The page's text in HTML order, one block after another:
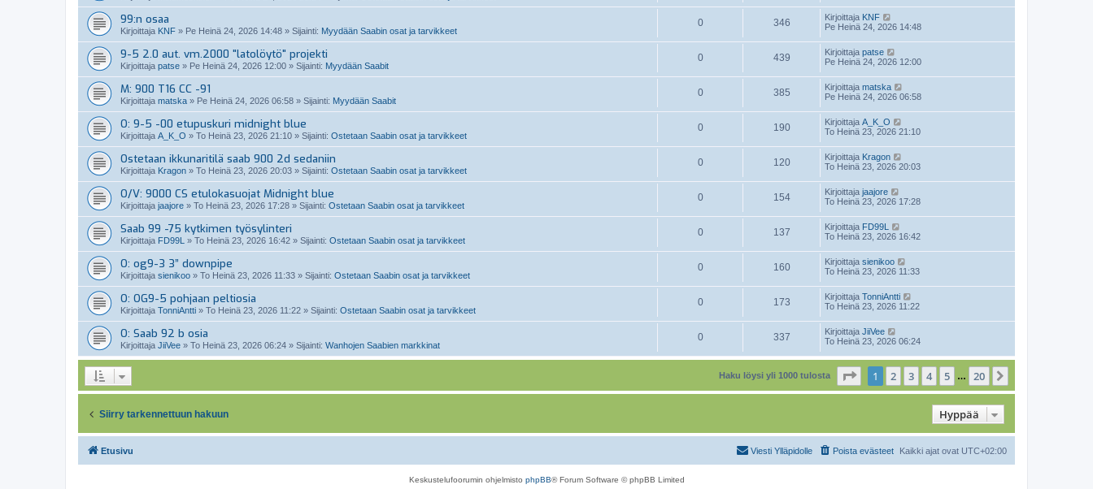
99:n osaa
Kirjoittaja KNF » Pe Heinä 24, 2026 14:48 » Sijainti: Myydään Saabin osat ja tarvikkeet
0 346 Kirjoittaja KNF
Pe Heinä 24, 2026 14:48
9-5 2.0 aut. vm.2000 "latolöytö" projekti
Kirjoittaja patse » Pe Heinä 24, 2026 12:00 » Sijainti: Myydään Saabit
0 439 Kirjoittaja patse
Pe Heinä 24, 2026 12:00
M: 900 T16 CC -91
Kirjoittaja matska » Pe Heinä 24, 2026 06:58 » Sijainti: Myydään Saabit
0 385 Kirjoittaja matska
Pe Heinä 24, 2026 06:58
O: 9-5 -00 etupuskuri midnight blue
Kirjoittaja A_K_O » To Heinä 23, 2026 21:10 » Sijainti: Ostetaan Saabin osat ja tarvikkeet
0 190 Kirjoittaja A_K_O
To Heinä 23, 2026 21:10
Ostetaan ikkunaritilä saab 900 2d sedaniin
Kirjoittaja Kragon » To Heinä 23, 2026 20:03 » Sijainti: Ostetaan Saabin osat ja tarvikkeet
0 120 Kirjoittaja Kragon
To Heinä 23, 2026 20:03
O/V: 9000 CS etulokasuojat Midnight blue
Kirjoittaja jaajore » To Heinä 23, 2026 17:28 » Sijainti: Ostetaan Saabin osat ja tarvikkeet
0 154 Kirjoittaja jaajore
To Heinä 23, 2026 17:28
Saab 99 -75 kytkimen työsylinteri
Kirjoittaja FD99L » To Heinä 23, 2026 16:42 » Sijainti: Ostetaan Saabin osat ja tarvikkeet
0 137 Kirjoittaja FD99L
To Heinä 23, 2026 16:42
O: og9-3 3” downpipe
Kirjoittaja sienikoo » To Heinä 23, 2026 11:33 » Sijainti: Ostetaan Saabin osat ja tarvikkeet
0 160 Kirjoittaja sienikoo
To Heinä 23, 2026 11:33
O: OG9-5 pohjaan peltiosia
Kirjoittaja TonniAntti » To Heinä 23, 2026 11:22 » Sijainti: Ostetaan Saabin osat ja tarvikkeet
0 173 Kirjoittaja TonniAntti
To Heinä 23, 2026 11:22
O: Saab 92 b osia
Kirjoittaja JiiVee » To Heinä 23, 2026 06:24 » Sijainti: Wanhojen Saabien markkinat
0 337 Kirjoittaja JiiVee
To Heinä 23, 2026 06:24
Haku löysi yli 1000 tulosta Sivu 20
1 2 3 4 5 … 20
Siirry tarkennettuun hakuun Hyppää
Etusivu Kaikki ajat ovat UTC+02:00
Poista evästeet
Viesti Ylläpidolle
Keskustelufoorumin ohjelmisto phpBB® Forum Software © phpBB Limited